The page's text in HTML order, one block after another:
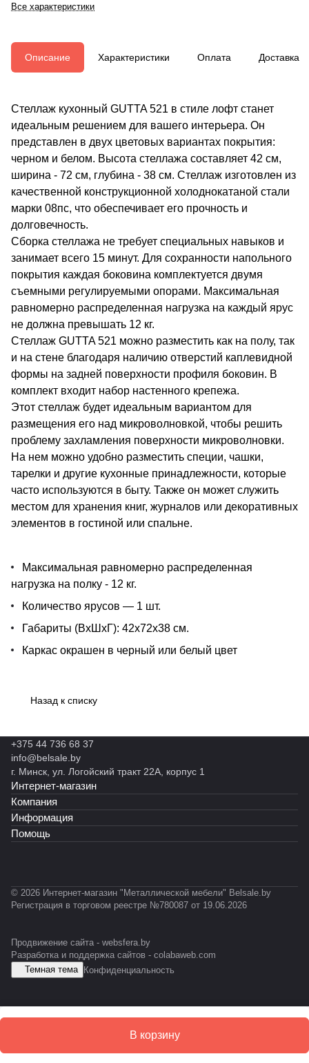
Все характеристики
Описание Характеристики Оплата Доставка
Стеллаж кухонный GUTTA 521 в стиле лофт станет
идеальным решением для вашего интерьера. Он
представлен в двух цветовых вариантах покрытия:
черном и белом. Высота стеллажа составляет 42 см,
ширина - 72 см, глубина - 38 см. Стеллаж изготовлен из
качественной конструкционной холоднокатаной стали
марки 08пс, что обеспечивает его прочность и
долговечность.
Сборка стеллажа не требует специальных навыков и
занимает всего 15 минут. Для сохранности напольного
покрытия каждая боковина комплектуется двумя
съемными регулируемыми опорами. Максимальная
равномерно распределенная нагрузка на каждый ярус
не должна превышать 12 кг.
Стеллаж GUTTA 521 можно разместить как на полу, так
и на стене благодаря наличию отверстий каплевидной
формы на задней поверхности профиля боковин. В
комплект входит набор настенного крепежа.
Этот стеллаж будет идеальным вариантом для
размещения его над микроволновкой, чтобы решить
проблему захламления поверхности микроволновки.
На нем можно удобно разместить специи, чашки,
тарелки и другие кухонные принадлежности, которые
часто используются в быту. Также он может служить
местом для хранения книг, журналов или декоративных
элементов в гостиной или спальне.
Максимальная равномерно распределенная
нагрузка на полку - 12 кг.
Количество ярусов — 1 шт.
Габариты (ВхШхГ): 42х72х38 см.
Каркас окрашен в черный или белый цвет
Назад к списку
В корзину
+375 44 736 68 37
info@belsale.by
г. Минск, ул. Логойский тракт 22А, корпус 1
Интернет-магазин
Компания
Информация
Помощь
© 2026 Интернет-магазин "Металлической мебели" Belsale.by
Регистрация в торговом реестре №780087 от 19.06.2026
Продвижение сайта - websfera.by
Разработка и поддержка сайтов - colabaweb.com
Темная тема Конфиденциальность